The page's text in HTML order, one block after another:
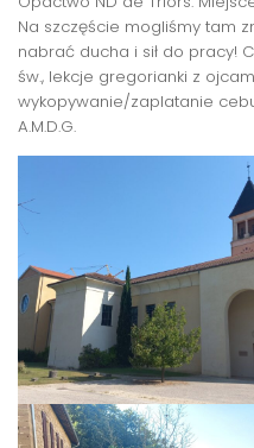
Na szczęście mogliśmy tam
nabrać ducha i sił do pracy!
św., lekcje gregorianki z
wykopywanie/zaplatanie
A.M.D.G.